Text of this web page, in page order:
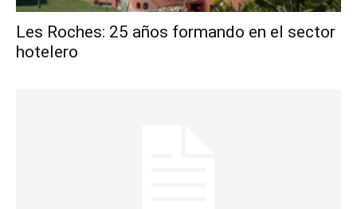
Les Roches: 25 años formando en el sector
hotelero